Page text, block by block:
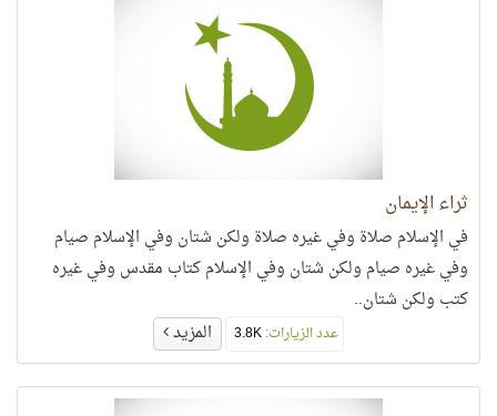
ثراء الإيمان
في الإسلام صلاة وفي غيره صلاة ولكن شتان وفي الإسلام صيام
وفي غيره صيام ولكن شتان وفي الإسلام كتاب مقدس وفي غيره
كتب ولكن شتان..
عدد الزيارات: المزيد